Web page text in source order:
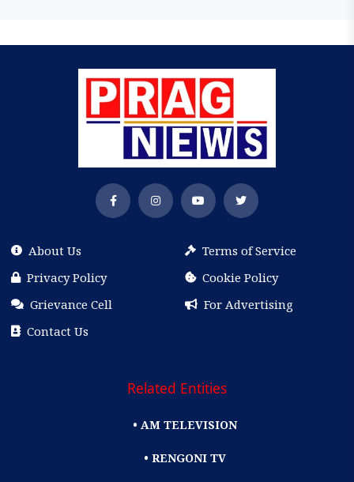
About Us
Terms of Service
Privacy Policy
Cookie Policy
Grievance Cell
For Advertising
Contact Us
Related Entities
• AM TELEVISION
• RENGONI TV